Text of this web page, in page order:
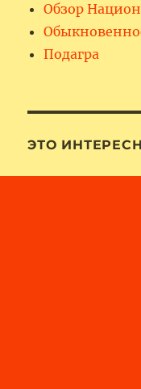
Обзор
Подагра
ЭТО